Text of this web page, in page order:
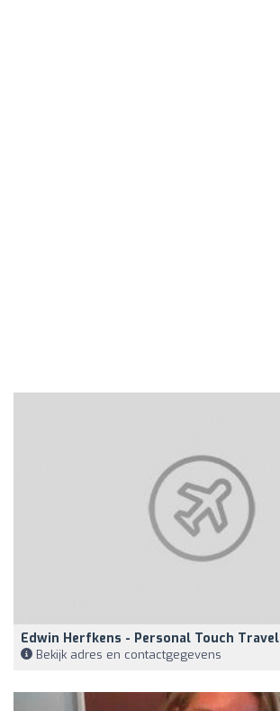
Edwin Herfkens - Personal Touch Travel
Bekijk adres en contactgegevens